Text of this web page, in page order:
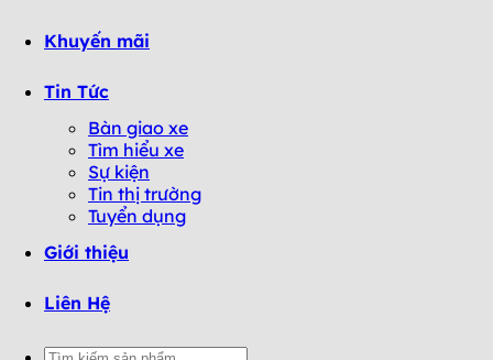
Khuyến mãi
Tin Tức
Bàn giao xe
Tìm hiểu xe
Sự kiện
Tin thị trường
Tuyển dụng
Giới thiệu
Liên Hệ